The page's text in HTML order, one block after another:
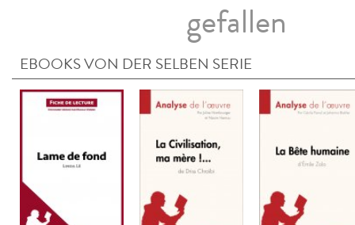
gefallen
EBOOKS VON DER SELBEN SERIE